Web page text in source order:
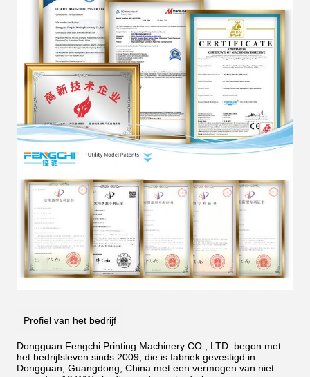
Profiel van het bedrijf
Dongguan Fengchi Printing Machinery CO., LTD. begon met
het bedrijfsleven sinds 2009, die is fabriek gevestigd in
Dongguan, Guangdong, China.met een vermogen van niet